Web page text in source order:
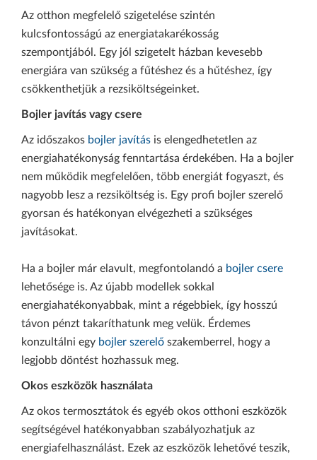
Az otthon megfelelő szigetelése szintén
kulcsfontosságú az energiatakarékosság
szempontjából. Egy jól szigetelt házban kevesebb
energiára van szükség a fűtéshez és a hűtéshez, így
csökkenthetjük a rezsiköltségeinket.
Bojler javítás vagy csere
Az időszakos bojler javítás is elengedhetetlen az
energiahatékonyság fenntartása érdekében. Ha a bojler
nem működik megfelelően, több energiát fogyaszt, és
nagyobb lesz a rezsiköltség is. Egy profi bojler szerelő
gyorsan és hatékonyan elvégezheti a szükséges
javításokat.
Ha a bojler már elavult, megfontolandó a bojler csere
lehetősége is. Az újabb modellek sokkal
energiahatékonyabbak, mint a régebbiek, így hosszú
távon pénzt takaríthatunk meg velük. Érdemes
konzultálni egy bojler szerelő szakemberrel, hogy a
legjobb döntést hozhassuk meg.
Okos eszközök használata
Az okos termosztátok és egyéb okos otthoni eszközök
segítségével hatékonyabban szabályozhatjuk az
energiafelhasználást. Ezek az eszközök lehetővé teszik,